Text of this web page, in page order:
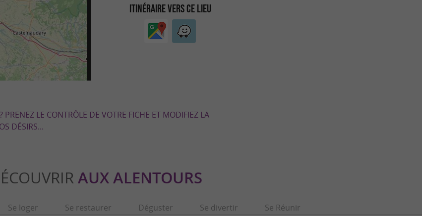
ITINÉRAIRE VERS CE LIEU
PRENEZ LE CONTRÔLE DE VOTRE FICHE ET MODIFIEZ LA
DÉSIRS...
AUX ALENTOURS
Se loger Se restaurer Déguster Se divertir Se Réunir